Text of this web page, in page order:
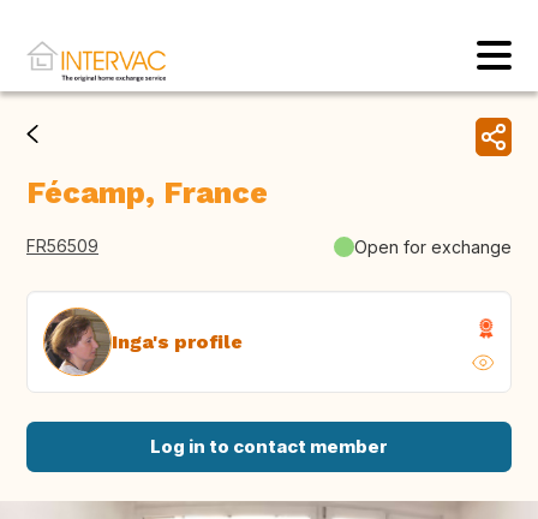
Fécamp, France
FR56509 Open for exchange
Inga's profile
Log in to contact member